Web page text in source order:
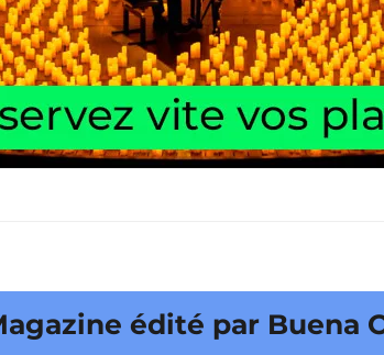
par Buena Onda